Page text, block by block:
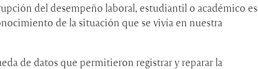
del desempeño laboral, estudiantil o académico es
de la situación que se vivía en nuestra
de datos que permitieron registrar y reparar la